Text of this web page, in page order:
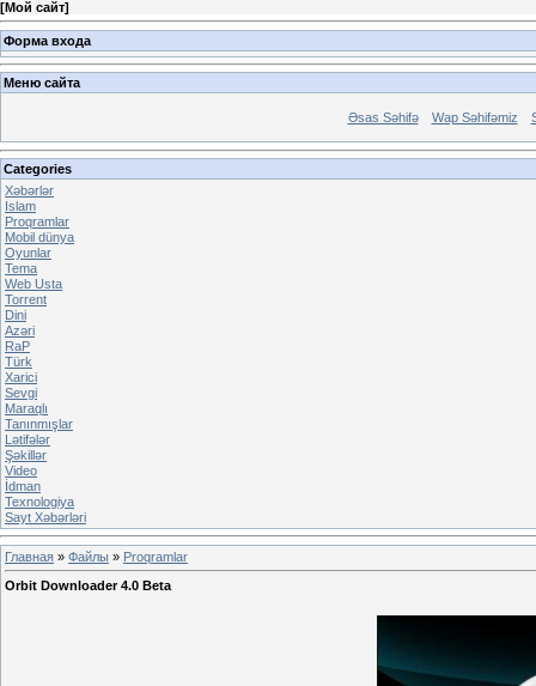
[Мой сайт]
Форма входа
Меню сайта
Əsas Səhifə Wap Səhifəmiz
Categories
Xəbərlər
Islam
Proqramlar
Mobil dünya
Oyunlar
Tema
Web Usta
Torrent
Dini
Azəri
RaP
Türk
Xarici
Sevgi
Maraqlı
Tanınmışlar
Lətifələr
Şəkillər
Video
İdman
Texnologiya
Sayt Xəbərləri
Главная » Файлы » Proqramlar
Orbit Downloader 4.0 Beta